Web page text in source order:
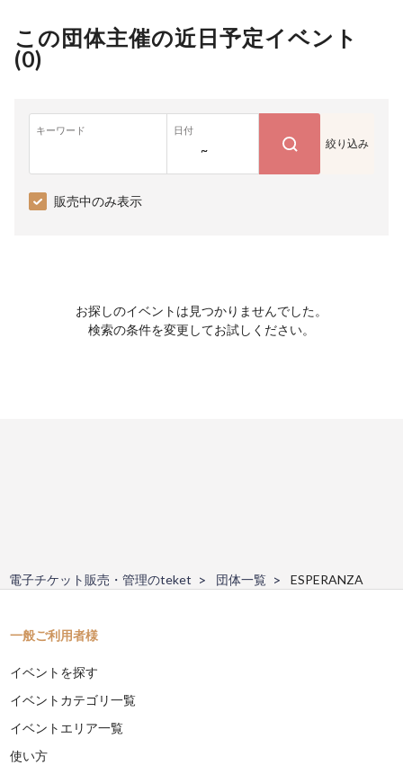
この団体主催の近日予定イベント
(0)
キーワード 日付
~ 絞り込み
販売中のみ表示
お探しのイベントは見つかりませんでした。
検索の条件を変更してお試しください。
電子チケット販売・管理のteket 団体一覧 ESPERANZA
一般ご利用者様
イベントを探す
イベントカテゴリ一覧
イベントエリア一覧
使い方